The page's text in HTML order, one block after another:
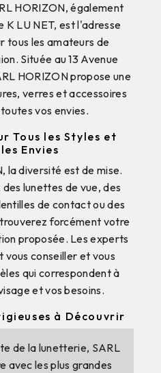
HORIZON, également
K LU NET, est l'adresse
tous les amateurs de
Située au 13 Avenue
HORIZON propose une
verres et accessoires
vos envies.
Tous les Styles et
Envies
la diversité est de mise.
lunettes de vue, des
de contact ou des
forcément votre
proposée. Les experts
vous conseiller et vous
qui correspondent à
et vos besoins.
à Découvrir
de la lunetterie, SARL
avec les plus grandes